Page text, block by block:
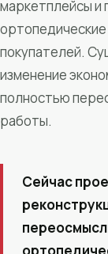
маркетплейсы и
покупателей.
изменение
полностью
работы.
Сейчас